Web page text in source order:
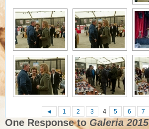
◄ 1 2 3 4 5 6 7
One Response to Galeria 2015